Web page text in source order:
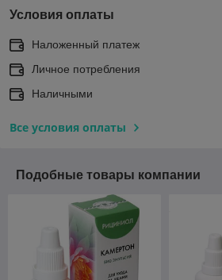
Условия оплаты
Наложенный платеж
Личное потребления
Наличными
Все условия оплаты
Подобные товары компании